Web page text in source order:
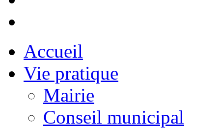
Accueil
Vie pratique
Mairie
Conseil municipal